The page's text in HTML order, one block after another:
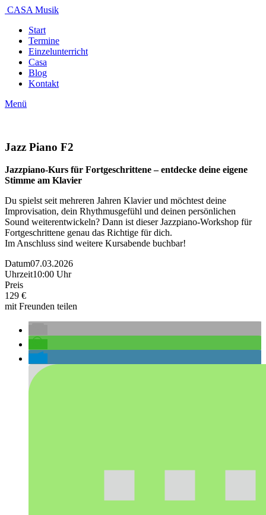
CASA Musik
Start
Termine
Einzelunterricht
Casa
Blog
Kontakt
Menü
Jazz Piano F2
Jazzpiano-Kurs für Fortgeschrittene – entdecke deine eigene
Stimme am Klavier
Du spielst seit mehreren Jahren Klavier und möchtest deine
Improvisation, dein Rhythmusgefühl und deinen persönlichen
Sound weiterentwickeln? Dann ist dieser Jazzpiano-Workshop für
Fortgeschrittene genau das Richtige für dich.
Im Anschluss sind weitere Kursabende buchbar!
Datum07.03.2026
Uhrzeit10:00 Uhr
Preis
129 €
mit Freunden teilen